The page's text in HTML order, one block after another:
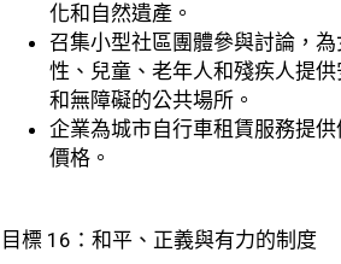
化和自然遺產。
召集小型社區團體參與討論，為
性、兒童、老年人和殘疾人提供
和無障礙的公共場所。
企業為城市自行車租賃服務提供
價格。
目標 16：和平、正義與有力的制度